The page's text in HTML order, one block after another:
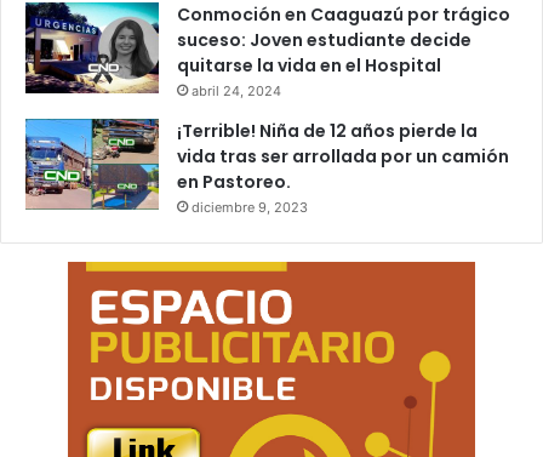
Conmoción en Caaguazú por trágico
suceso: Joven estudiante decide
quitarse la vida en el Hospital
abril 24, 2024
¡Terrible! Niña de 12 años pierde la
vida tras ser arrollada por un camión
en Pastoreo.
diciembre 9, 2023